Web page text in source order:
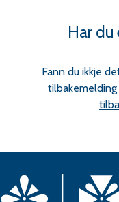
Har du
Fann du ikkje